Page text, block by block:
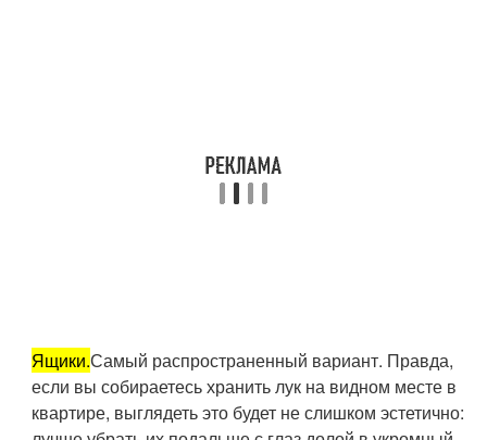
Ящики.Самый распространенный вариант. Правда,
если вы собираетесь хранить лук на видном месте в
квартире, выглядеть это будет не слишком эстетично: